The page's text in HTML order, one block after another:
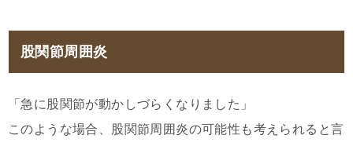
股関節周囲炎
「急に股関節が動かしづらくなりました」
このような場合、股関節周囲炎の可能性も考えられると言